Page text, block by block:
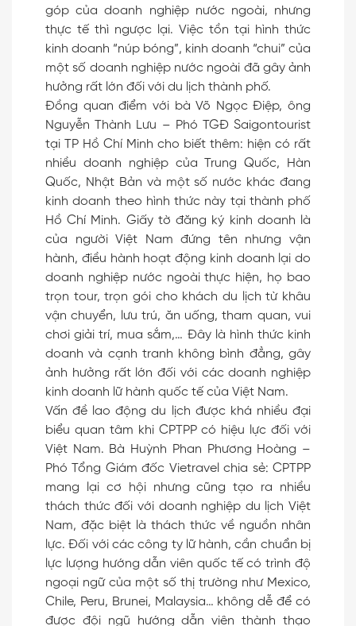
góp của doanh nghiệp nước ngoài, nhưng
thực tế thì ngược lại. Việc tồn tại hình thức
kinh doanh “núp bóng”, kinh doanh “chui” của
một số doanh nghiệp nước ngoài đã gây ảnh
hưởng rất lớn đối với du lịch thành phố.
Đồng quan điểm với bà Võ Ngọc Điệp, ông
Nguyễn Thành Lưu – Phó TGĐ Saigontourist
tại TP Hồ Chí Minh cho biết thêm: hiện có rất
nhiều doanh nghiệp của Trung Quốc, Hàn
Quốc, Nhật Bản và một số nước khác đang
kinh doanh theo hình thức này tại thành phố
Hồ Chí Minh. Giấy tờ đăng ký kinh doanh là
của người Việt Nam đứng tên nhưng vận
hành, điều hành hoạt động kinh doanh lại do
doanh nghiệp nước ngoài thực hiện, họ bao
trọn tour, trọn gói cho khách du lịch từ khâu
vận chuyển, lưu trú, ăn uống, tham quan, vui
chơi giải trí, mua sắm,… Đây là hình thức kinh
doanh và cạnh tranh không bình đẳng, gây
ảnh hưởng rất lớn đối với các doanh nghiệp
kinh doanh lữ hành quốc tế của Việt Nam.
Vấn đề lao động du lịch được khá nhiều đại
biểu quan tâm khi CPTPP có hiệu lực đối với
Việt Nam. Bà Huỳnh Phan Phương Hoàng –
Phó Tổng Giám đốc Vietravel chia sẻ: CPTPP
mang lại cơ hội nhưng cũng tạo ra nhiều
thách thức đối với doanh nghiệp du lịch Việt
Nam, đặc biệt là thách thức về nguồn nhân
lực. Đối với các công ty lữ hành, cần chuẩn bị
lực lượng hướng dẫn viên quốc tế có trình độ
ngoại ngữ của một số thị trường như Mexico,
Chile, Peru, Brunei, Malaysia… không dễ để có
được đội ngũ hướng dẫn viên thành thạo